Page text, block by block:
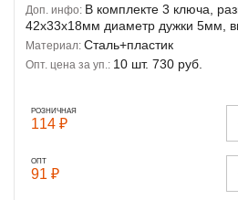
Доп. инфо: В комплекте 3 ключа,
42х33х18мм диаметр дужки 5мм,
Материал: Сталь+пластик
Опт. цена за уп.: 10 шт. 730 руб.
РОЗНИЧНАЯ
114 ₽
ОПТ
91 ₽